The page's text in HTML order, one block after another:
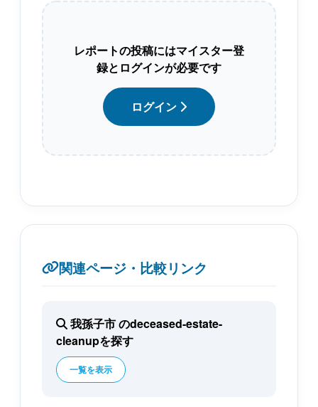
レポートの投稿にはマイスター登
録とログインが必要です
ログイン
関連ページ・比較リンク
我孫子市 のdeceased-estate-
cleanupを探す
一覧を表示